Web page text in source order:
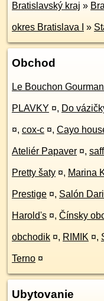
Bratislavský kraj »
okres Bratislava I »
Obchod
Le Bouchon
PLAVKY ¤, Do
¤, cox-c ¤, Cayo
Ateliér Papaver ¤,
Pretty šaty ¤, Marina
Prestige ¤, Salón
Harold's ¤, Čínsky
obchodik ¤, RIMIK ¤,
Terno ¤
Ubytovanie